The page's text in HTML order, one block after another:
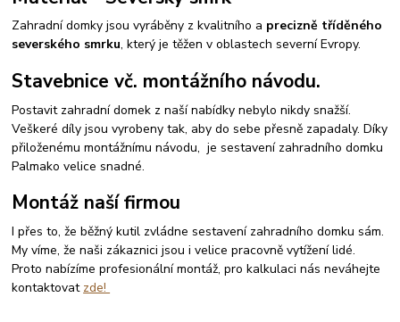
Zahradní domky jsou vyráběny z kvalitního a precizně tříděného
severského smrku, který je těžen v oblastech severní Evropy.
Stavebnice vč. montážního návodu.
Postavit zahradní domek z naší nabídky nebylo nikdy snažší.
Veškeré díly jsou vyrobeny tak, aby do sebe přesně zapadaly. Díky
přiloženému montážnímu návodu, je sestavení zahradního domku
Palmako velice snadné.
Montáž naší firmou
I přes to, že běžný kutil zvládne sestavení zahradního domku sám.
My víme, že naši zákaznici jsou i velice pracovně vytížení lidé.
Proto nabízíme profesionální montáž, pro kalkulaci nás neváhejte
kontaktovat zde!